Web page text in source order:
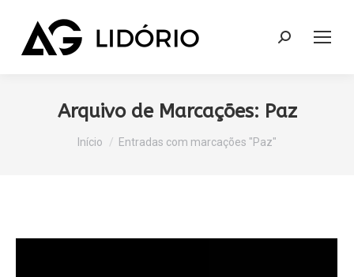
Search:
Arquivo de Marcações: Paz
Você está aqui:
Início Entradas com marcações "Paz"